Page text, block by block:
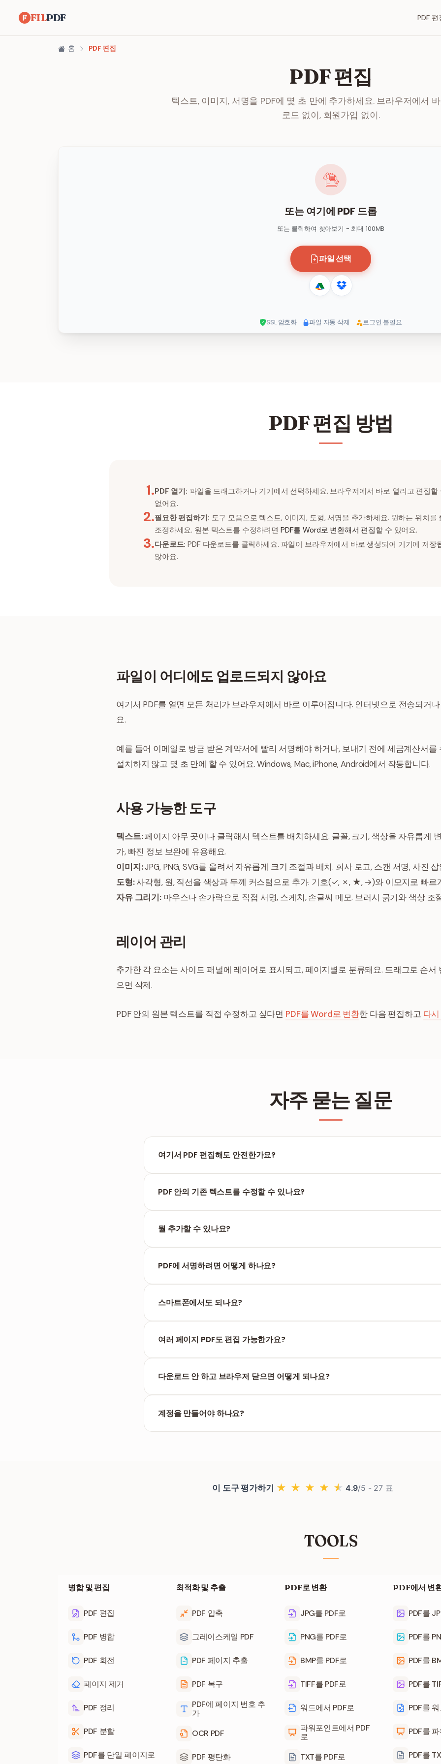
FILPDF PDF 편
홈 PDF 편집
PDF 편집
텍스트, 이미지, 서명을 PDF에 몇 초 만에 추가하세요. 브라우저에서
로드 없이, 회원가입 없이.
또는 여기에 PDF 드롭
또는 클릭하여 찾아보기 - 최대 100MB
파일 선택
SSL 암호화 파일 자동 삭제 로그인 불필요
PDF 편집 방법
1.PDF 열기: 파일을 드래그하거나 기기에서 선택하세요. 브라우저에서 바로 열리고 편집할
없어요.
2.필요한 편집하기: 도구 모음으로 텍스트, 이미지, 도형, 서명을 추가하세요. 원하는 위치를
조정하세요. 원본 텍스트를 수정하려면 PDF를 Word로 변환해서 편집할 수 있어요.
3.다운로드: PDF 다운로드를 클릭하세요. 파일이 브라우저에서 바로 생성되어 기기에 저
않아요.
파일이 어디에도 업로드되지 않아요
여기서 PDF를 열면 모든 처리가 브라우저에서 바로 이루어집니다. 인터넷으로 전송되거
요.
예를 들어 이메일로 방금 받은 계약서에 빨리 서명해야 하거나, 보내기 전에 세금계산서
설치하지 않고 몇 초 만에 할 수 있어요. Windows, Mac, iPhone, Android에서 작동합니다.
사용 가능한 도구
텍스트:페이지 아무 곳이나 클릭해서 텍스트를 배치하세요. 글꼴, 크기, 색상을 자유롭게
가, 빠진 정보 보완에 유용해요.
이미지:JPG, PNG, SVG를 올려서 자유롭게 크기 조절과 배치. 회사 로고, 스캔 서명, 사진
도형:사각형, 원, 직선을 색상과 두께 커스텀으로 추가. 기호(✓, ✗, ★, →)와 이모지로 빠르
자유 그리기:마우스나 손가락으로 직접 서명, 스케치, 손글씨 메모. 브러시 굵기와 색상 조
레이어 관리
추가한 각 요소는 사이드 패널에 레이어로 표시되고, 페이지별로 분류돼요. 드래그로 순서
으면 삭제.
PDF 안의 원본 텍스트를 직접 수정하고 싶다면 PDF를 Word로 변환한 다음 편집하고 다
자주 묻는 질문
여기서 PDF 편집해도 안전한가요?
에서 바로 생성됩니다.
PDF 안의 기존 텍스트를 수정할 수 있나요?
를 Word로 변환해서 편집하세요.
뭘 추가할 수 있나요?
PDF에 서명하려면 어떻게 하나요?
스마트폰에서도 되나요?
여러 페이지 PDF도 편집 가능한가요?
요.
다운로드 안 하고 브라우저 닫으면 어떻게 되나요?
계정을 만들어야 하나요?
이 도구 평가하기 ★ ★ ★ ★ ★ 4.9/5 - 27 표
TOOLS
병합 및 편집
PDF 편집
PDF 병합
PDF 회전
페이지 제거
PDF 정리
PDF 분할
PDF를 단일 페이지로
최적화 및 추출
PDF 압축
그레이스케일 PDF
PDF 페이지 추출
PDF 복구
PDF에 페이지 번호 추
가
OCR PDF
PDF 평탄화
PDF로 변환
JPG를 PDF로
PNG를 PDF로
BMP를 PDF로
TIFF를 PDF로
워드에서 PDF로
파워포인트에서 PDF
로
TXT를 PDF로
PDF에서 변
PDF를
PDF를
PDF를
PDF를
PDF를
PDF를
PDF를